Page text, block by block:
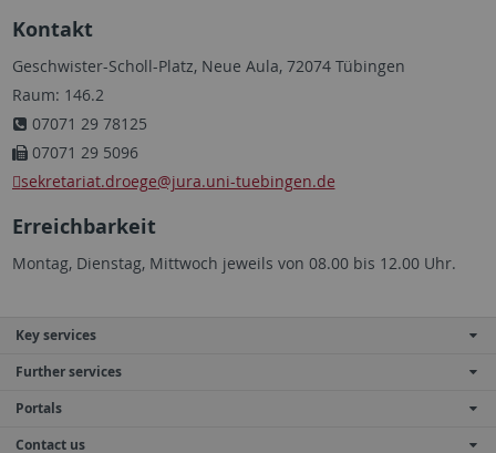
Kontakt
Geschwister-Scholl-Platz, Neue Aula, 72074 Tübingen
Raum: 146.2
07071 29 78125
07071 29 5096
sekretariat.droege@jura.uni-tuebingen.de
Erreichbarkeit
Montag, Dienstag, Mittwoch jeweils von 08.00 bis 12.00 Uhr.
Key services
Further services
Portals
Contact us